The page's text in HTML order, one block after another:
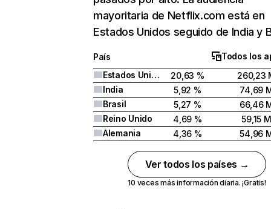
mayoritaria de Netflix.com está en
Estados Unidos seguido de India y
País
Todos los
Estados Unidos
20,63 %
260,23
India
5,92 %
74,69
Brasil
5,27 %
66,46
Reino Unido
4,69 %
59,15 M
Alemania
4,36 % 54,96
Ver todos los países →
10 veces más información diaria. ¡Gratis!